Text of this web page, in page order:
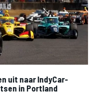
uit naar IndyCar-
in Portland